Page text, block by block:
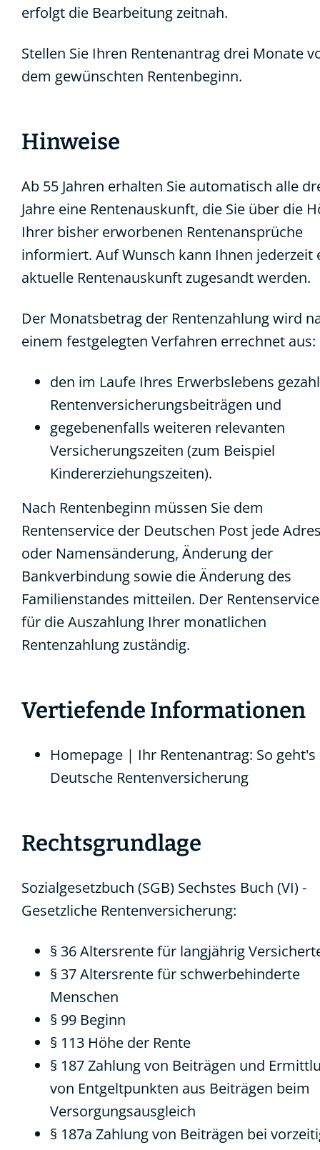
erfolgt die Bearbeitung zeitnah.
Stellen Sie Ihren Rentenantrag drei Monate
dem gewünschten Rentenbeginn.
Hinweise
Ab 55 Jahren erhalten Sie automatisch alle
Jahre eine Rentenauskunft, die Sie über die
Ihrer bisher erworbenen Rentenansprüche
informiert. Auf Wunsch kann Ihnen jederzeit
aktuelle Rentenauskunft zugesandt werden.
Der Monatsbetrag der Rentenzahlung wird
einem festgelegten Verfahren errechnet aus:
den im Laufe Ihres Erwerbslebens
Rentenversicherungsbeiträgen und
gegebenenfalls weiteren relevanten
Versicherungszeiten (zum Beispiel
Kindererziehungszeiten).
Nach Rentenbeginn müssen Sie dem
Rentenservice der Deutschen Post jede
oder Namensänderung, Änderung der
Bankverbindung sowie die Änderung des
Familienstandes mitteilen. Der
für die Auszahlung Ihrer monatlichen
Rentenzahlung zuständig.
Vertiefende Informationen
Homepage | Ihr Rentenantrag: So
Deutsche Rentenversicherung
Rechtsgrundlage
Sozialgesetzbuch (SGB) Sechstes Buch (VI) -
Gesetzliche Rentenversicherung:
§ 36 Altersrente für langjährig
§ 37 Altersrente für schwerbehinderte
Menschen
§ 99 Beginn
§ 113 Höhe der Rente
§ 187 Zahlung von Beiträgen und
von Entgeltpunkten aus Beiträgen beim
Versorgungsausgleich
§ 187a Zahlung von Beiträgen bei